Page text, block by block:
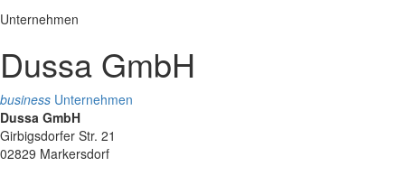
Unternehmen
Dussa GmbH
business Unternehmen
Dussa GmbH
Girbigsdorfer Str. 21
02829 Markersdorf